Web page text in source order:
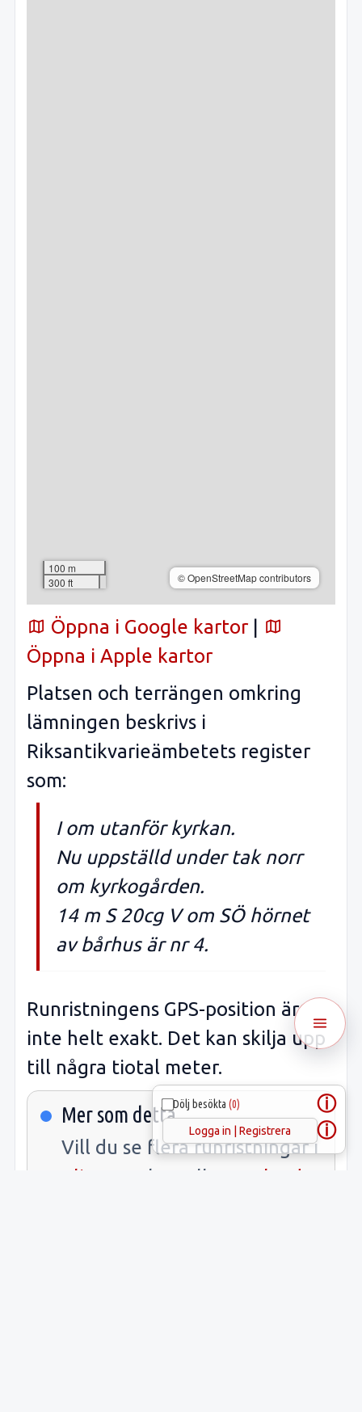
Dölj besökta (0) ⓘ
Logga in | Registrera ⓘ
100 m
300 ft
© OpenStreetMap contributors
Öppna i Google kartor
Öppna i Apple kartor
Platsen och terrängen omkring
lämningen beskrivs i
Riksantikvarieämbetets register
som:
I om utanför kyrkan.
Nu uppställd under tak norr
om kyrkogården.
14 m S 20cg V om SÖ hörnet
av bårhus är nr 4.
Runristningens GPS-position är
inte helt exakt. Det kan skilja upp
till några tiotal meter.
Mer som detta
Vill du se flera runristningar i
Klinte
socken eller
Gotland